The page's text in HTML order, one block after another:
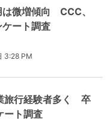
微増傾向 CCC、
ート調査
3:28 PM
旅行経験者多く 卒
ート調査